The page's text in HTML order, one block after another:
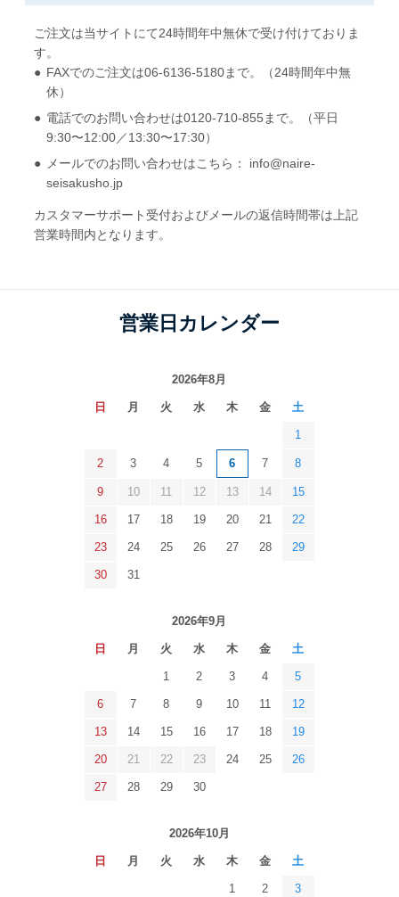
ご注文は当サイトにて24時間年中無休で受け付けておりま
す。
FAXでのご注文は06-6136-5180まで。（24時間年中無
休）
電話でのお問い合わせは0120-710-855まで。（平日
9:30〜12:00／13:30〜17:30）
メールでのお問い合わせはこちら： info@naire-
seisakusho.jp
カスタマーサポート受付およびメールの返信時間帯は上記
営業時間内となります。
営業日カレンダー
2026年8月
日 月 火 水 木 金 土
1
2 3 4 5 6 7 8
9 10 11 12 13 14 15
16 17 18 19 20 21 22
23 24 25 26 27 28 29
30 31
2026年9月
日 月 火 水 木 金 土
1 2 3 4 5
6 7 8 9 10 11 12
13 14 15 16 17 18 19
20 21 22 23 24 25 26
27 28 29 30
2026年10月
日 月 火 水 木 金 土
1 2 3